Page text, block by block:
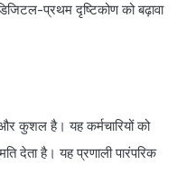
प्रथम दृष्टिकोण को बढ़ावा
कुशल है। यह कर्मचारियों को
है। यह प्रणाली पारंपरिक